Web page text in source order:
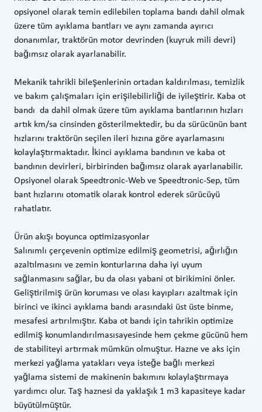
opsiyonel olarak temin edilebilen toplama bandı dahil olmak
üzere tüm ayıklama bantları ve aynı zamanda ayırıcı
donanımlar, traktörün motor devrinden (kuyruk mili devri)
bağımsız olarak ayarlanabilir.
Mekanik tahrikli bileşenlerinin ortadan kaldırılması, temizlik
ve bakım çalışmaları için erişilebilirliği de iyileştirir. Kaba ot
bandı da dahil olmak üzere tüm ayıklama bantlarının hızları
artık km/sa cinsinden gösterilmektedir, bu da sürücünün bant
hızlarını traktörün seçilen ileri hızına göre ayarlamasını
kolaylaştırmaktadır. İkinci ayıklama bandının ve kaba ot
bandının devirleri, birbirinden bağımsız olarak ayarlanabilir.
Opsiyonel olarak Speedtronic-Web ve Speedtronic-Sep, tüm
bant hızlarını otomatik olarak kontrol ederek sürücüyü
rahatlatır.
Ürün akışı boyunca optimizasyonlar
Salınımlı çerçevenin optimize edilmiş geometrisi, ağırlığın
azaltılmasını ve zemin konturlarına daha iyi uyum
sağlanmasını sağlar, bu da olası yabani ot birikimini önler.
Geliştirilmiş ürün koruması ve olası kayıpları azaltmak için
birinci ve ikinci ayıklama bandı arasındaki üst üste binme,
mesafesi artırılmıştır. Kaba ot bandı için tahrikin optimize
edilmiş konumlandırılmasısayesinde hem çekme gücünü hem
de stabiliteyi artırmak mümkün olmuştur. Hazne ve aks için
merkezi yağlama yatakları veya isteğe bağlı merkezi
yağlama sistemi de makinenin bakımını kolaylaştırmaya
yardımcı olur. Taş haznesi da yaklaşık 1 m3 kapasiteye kadar
büyütülmüştür.